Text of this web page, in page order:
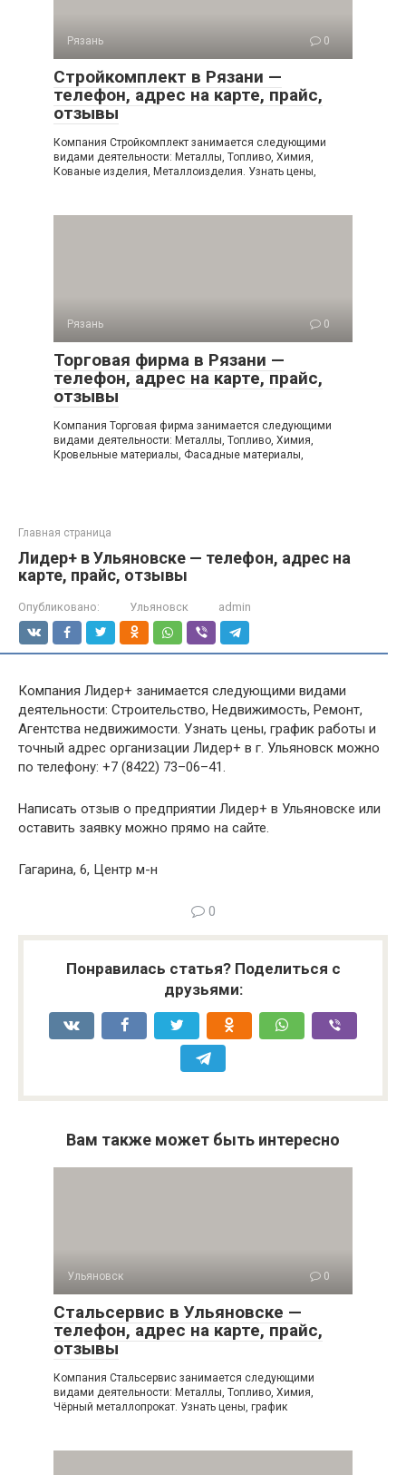
Рязань 0
Стройкомплект в Рязани —
телефон, адрес на карте, прайс,
отзывы
Компания Стройкомплект занимается следующими
видами деятельности: Металлы, Топливо, Химия,
Кованые изделия, Металлоизделия. Узнать цены,
Рязань 0
Торговая фирма в Рязани —
телефон, адрес на карте, прайс,
отзывы
Компания Торговая фирма занимается следующими
видами деятельности: Металлы, Топливо, Химия,
Кровельные материалы, Фасадные материалы,
Главная страница
Лидер+ в Ульяновске — телефон, адрес на
карте, прайс, отзывы
Опубликовано: Ульяновск admin
Компания Лидер+ занимается следующими видами
деятельности: Строительство, Недвижимость, Ремонт,
Агентства недвижимости. Узнать цены, график работы и
точный адрес организации Лидер+ в г. Ульяновск можно
по телефону: +7 (8422) 73–06–41.
Написать отзыв о предприятии Лидер+ в Ульяновске или
оставить заявку можно прямо на сайте.
Гагарина, 6, Центр м-н
0
Понравилась статья? Поделиться с
друзьями:
Вам также может быть интересно
Ульяновск 0
Стальсервис в Ульяновске —
телефон, адрес на карте, прайс,
отзывы
Компания Стальсервис занимается следующими
видами деятельности: Металлы, Топливо, Химия,
Чёрный металлопрокат. Узнать цены, график